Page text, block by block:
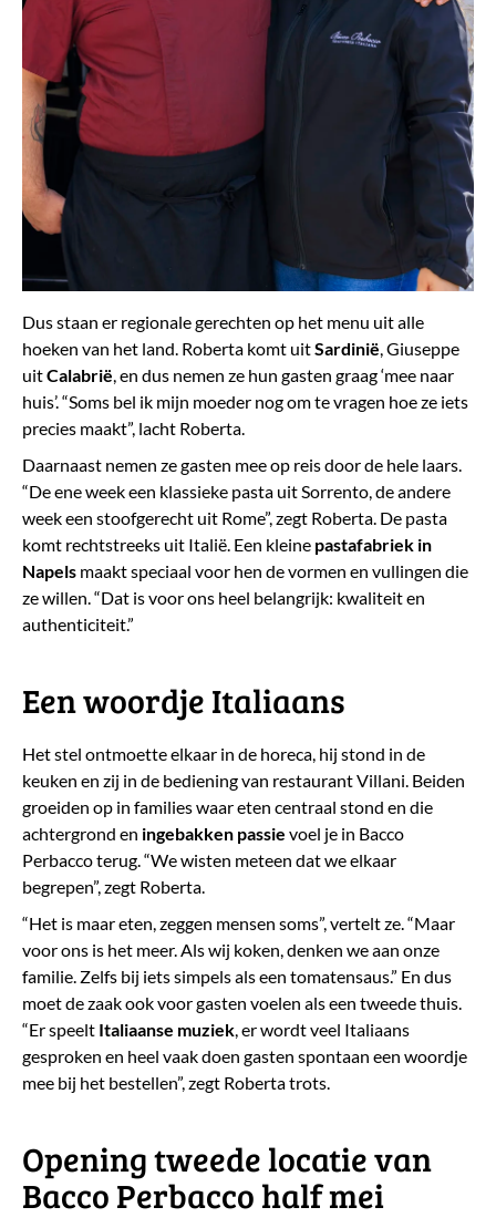
Dus staan er regionale gerechten op het menu uit alle
hoeken van het land. Roberta komt uitSardinië , Giuseppe
uitCalabrië , en dus nemen ze hun gasten graag ‘mee naar
huis’. “Soms bel ik mijn moeder nog om te vragen hoe ze iets
precies maakt”, lacht Roberta.
Daarnaast nemen ze gasten mee op reis door de hele laars.
“De ene week een klassieke pasta uit Sorrento, de andere
week een stoofgerecht uit Rome”, zegt Roberta. De pasta
komt rechtstreeks uit Italië. Een kleine pastafabriek in
Napels maakt speciaal voor hen de vormen en vullingen die
ze willen. “Dat is voor ons heel belangrijk: kwaliteit en
authenticiteit.”
​Een woordje Italiaans
Het stel ontmoette elkaar in de horeca, hij stond in de
keuken en zij in de bediening van restaurant Villani. Beiden
groeiden op in families waar eten centraal stond en die
achtergrond en ingebakken passie voel je in Bacco
Perbacco terug. “We wisten meteen dat we elkaar
begrepen”, zegt Roberta.
“Het is maar eten, zeggen mensen soms”, vertelt ze. “Maar
voor ons is het meer. Als wij koken, denken we aan onze
familie. Zelfs bij iets simpels als een tomatensaus.” En dus
moet de zaak ook voor gasten voelen als een tweede thuis.
“Er speelt Italiaanse muziek , er wordt veel Italiaans
gesproken en heel vaak doen gasten spontaan een woordje
mee bij het bestellen”, zegt Roberta trots.
​Opening tweede locatie van
Bacco Perbacco half mei